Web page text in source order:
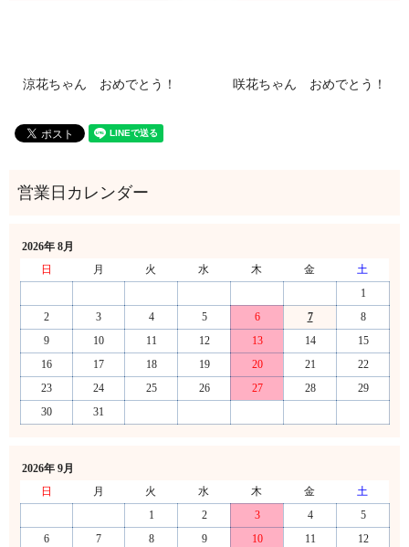
涼花ちゃん おめでとう！ 咲花ちゃん おめでとう！
2026年 8月
日
月 火 水 木 金
土
1
2
3 4 5 6 7
8
9
10 11 12 13 14
15
16
17 18 19 20 21
22
23
24 25 26 27 28
29
30
31
2026年 9月
日
月 火 水 木 金
土
1
2 3 4
5
6
7 8 9 10 11
12